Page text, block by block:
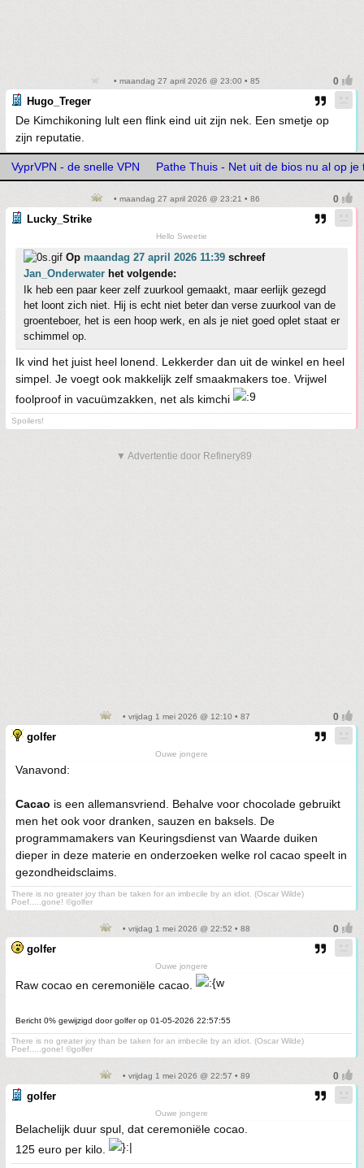
• maandag 27 april 2026 @ 23:00 • 85
Hugo_Treger
De Kimchikoning lult een flink eind uit zijn nek. Een smetje op
zijn reputatie.
VyprVPN - de snelle VPN Pathe Thuis - Net uit de bios nu al op je
• maandag 27 april 2026 @ 23:21 • 86
Lucky_Strike
Hello Sweetie
Op maandag 27 april 2026 11:39 schreef
Jan_Onderwater het volgende:
Ik heb een paar keer zelf zuurkool gemaakt, maar eerlijk gezegd
het loont zich niet. Hij is echt niet beter dan verse zuurkool van de
groenteboer, het is een hoop werk, en als je niet goed oplet staat er
schimmel op.
Ik vind het juist heel lonend. Lekkerder dan uit de winkel en heel
simpel. Je voegt ook makkelijk zelf smaakmakers toe. Vrijwel
foolproof in vacuümzakken, net als kimchi
Spoilers!
▼ Advertentie door Refinery89
• vrijdag 1 mei 2026 @ 12:10 • 87
golfer
Ouwe jongere
Vanavond:
Cacao is een allemansvriend. Behalve voor chocolade gebruikt
men het ook voor dranken, sauzen en baksels. De
programmamakers van Keuringsdienst van Waarde duiken
dieper in deze materie en onderzoeken welke rol cacao speelt in
gezondheidsclaims.
There is no greater joy than be taken for an imbecile by an idiot. (Oscar Wilde)
Poef.....gone! ©golfer
• vrijdag 1 mei 2026 @ 22:52 • 88
golfer
Ouwe jongere
Raw cocao en ceremoniële cacao.
Bericht 0% gewijzigd door golfer op 01-05-2026 22:57:55
There is no greater joy than be taken for an imbecile by an idiot. (Oscar Wilde)
Poef.....gone! ©golfer
• vrijdag 1 mei 2026 @ 22:57 • 89
golfer
Ouwe jongere
Belachelijk duur spul, dat ceremoniële cocao.
125 euro per kilo.